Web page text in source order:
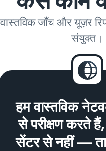
वास्तविक जाँच और यूज़र
संयुक्त।
हम वास्तविक
से परीक्षण करते
सेंटर से नहीं —